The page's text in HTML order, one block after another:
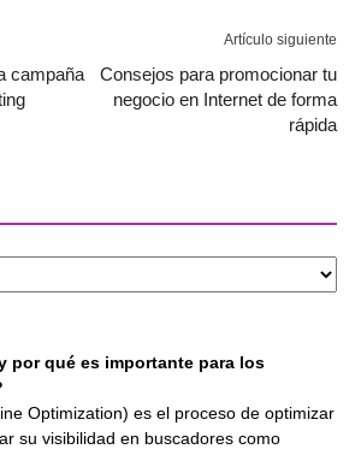
campaña
Artículo siguiente
Consejos para promocionar tu
negocio en Internet de forma
rápida
por qué es importante para los
Optimization) es el proceso de optimizar
su visibilidad en buscadores como